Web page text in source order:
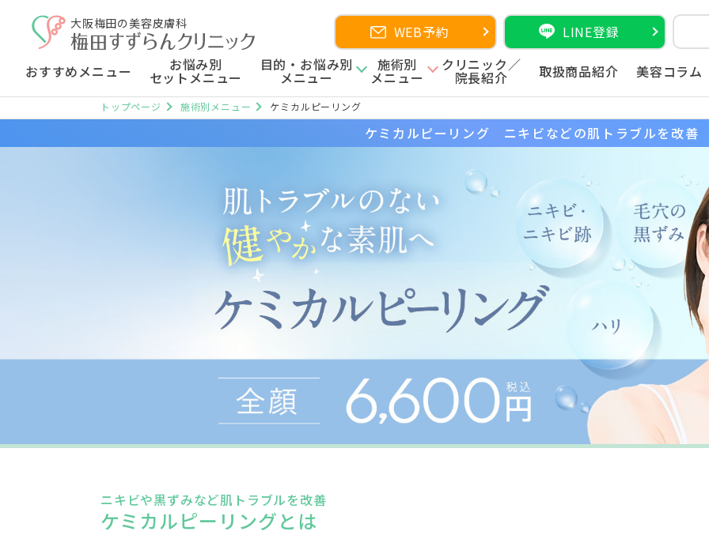
大阪梅田の美容皮膚科 WEB予約 LINE登録
おすすめメニュー お悩み別
セットメニュー
目的・お悩み別
メニュー
施術別
メニュー
クリニック／
院長紹介 取扱商品紹介 美容コラム
トップページ 施術別メニュー ケミカルピーリング
ケミカルピーリング ニキビなどの肌トラブルを改善
ニキビや黒ずみなど肌トラブルを改善
ケミカルピーリングとは